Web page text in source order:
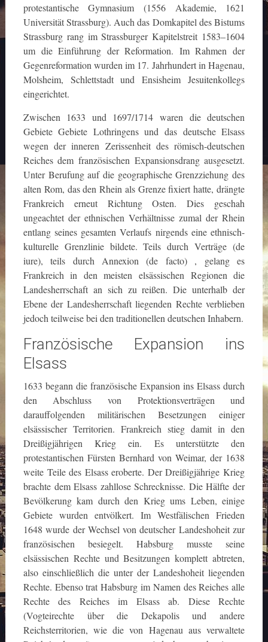
protestantische Gymnasium (1556 Akademie, 1621
Universität Strassburg). Auch das Domkapitel des Bistums
Strassburg rang im Strassburger Kapitelstreit 1583–1604
um die Einführung der Reformation. Im Rahmen der
Gegenreformation wurden im 17. Jahrhundert in Hagenau,
Molsheim, Schlettstadt und Ensisheim Jesuitenkollegs
eingerichtet.
Zwischen 1633 und 1697/1714 waren die deutschen
Gebiete Gebiete Lothringens und das deutsche Elsass
wegen der inneren Zerissenheit des römisch-deutschen
Reiches dem französischen Expansionsdrang ausgesetzt.
Unter Berufung auf die geographische Grenzziehung des
alten Rom, das den Rhein als Grenze fixiert hatte, drängte
Frankreich erneut Richtung Osten. Dies geschah
ungeachtet der ethnischen Verhältnisse zumal der Rhein
entlang seines gesamten Verlaufs nirgends eine ethnisch-
kulturelle Grenzlinie bildete. Teils durch Verträge (de
iure), teils durch Annexion (de facto) , gelang es
Frankreich in den meisten elsässischen Regionen die
Landesherrschaft an sich zu reißen. Die unterhalb der
Ebene der Landesherrschaft liegenden Rechte verblieben
jedoch teilweise bei den traditionellen deutschen Inhabern.
Französische Expansion ins
Elsass
1633 begann die französische Expansion ins Elsass durch
den Abschluss von Protektionsverträgen und
darauffolgenden militärischen Besetzungen einiger
elsässischer Territorien. Frankreich stieg damit in den
Dreißigjährigen Krieg ein. Es unterstützte den
protestantischen Fürsten Bernhard von Weimar, der 1638
weite Teile des Elsass eroberte. Der Dreißigjährige Krieg
brachte dem Elsass zahllose Schrecknisse. Die Hälfte der
Bevölkerung kam durch den Krieg ums Leben, einige
Gebiete wurden entvölkert. Im Westfälischen Frieden
1648 wurde der Wechsel von deutscher Landeshoheit zur
französischen besiegelt. Habsburg musste seine
elsässischen Rechte und Besitzungen komplett abtreten,
also einschließlich die unter der Landeshoheit liegenden
Rechte. Ebenso trat Habsburg im Namen des Reiches alle
Rechte des Reiches im Elsass ab. Diese Rechte
(Vogteirechte über die Dekapolis und andere
Reichsterritorien, wie die von Hagenau aus verwaltete